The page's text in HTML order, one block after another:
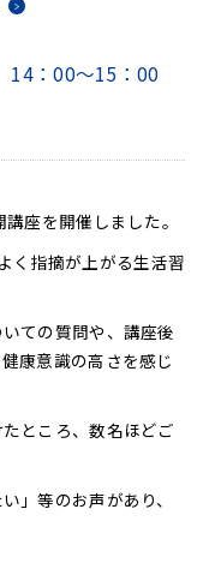
14：00～15：00
座を開催しました。
く指摘が上がる生活習
ての質問や、講座後
康意識の高さを感じ
ところ、数名ほどご
」等のお声があり、